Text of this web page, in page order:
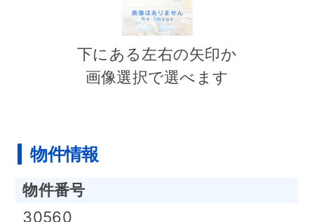
下にある左右の矢印か
画像選択で選べます
物件情報
物件番号
30560